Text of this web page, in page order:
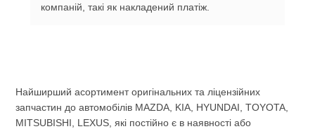
компаній, такі як накладений платіж.
Найширший асортимент оригінальних та ліцензійних
запчастин до автомобілів MAZDA, KIA, HYUNDAI, TOYOTA,
MITSUBISHI, LEXUS, які постійно є в наявності або